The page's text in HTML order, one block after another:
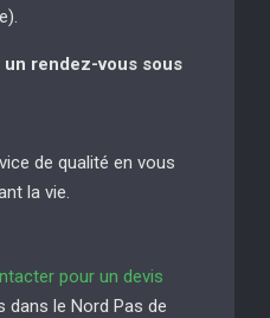
un rendez-vous sous
de qualité en vous
la vie.
pour un devis
dans le Nord Pas de